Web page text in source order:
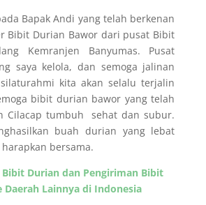
Bapak Andi yang telah berkenan
Bibit Durian Bawor dari pusat Bibit
Kemranjen Banyumas. Pusat
saya kelola, dan semoga jalinan
kita akan selalu terjalin
bibit durian bawor yang telah
Cilacap tumbuh sehat dan subur.
buah durian yang lebat
bersama.
Bibit Durian dan Pengiriman Bibit
Daerah Lainnya di Indonesia